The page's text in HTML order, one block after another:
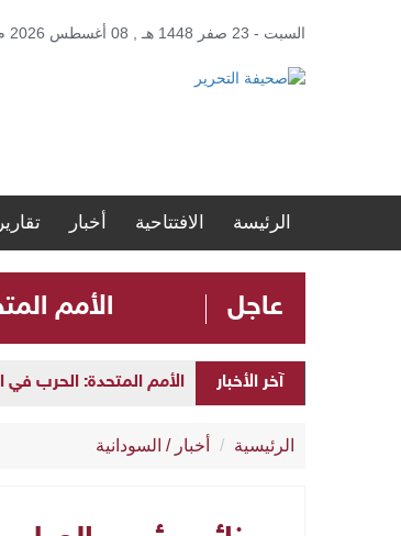
السبت - 23 صفر 1448 هـ , 08 أغسطس 2026 م
الرئيسة الافتتاحية أخبار تقارير
عاجل الأمم
آخر الأخبار الأمم المتحدة: الحرب في السودان
الرئيسية أخبار / السودانية